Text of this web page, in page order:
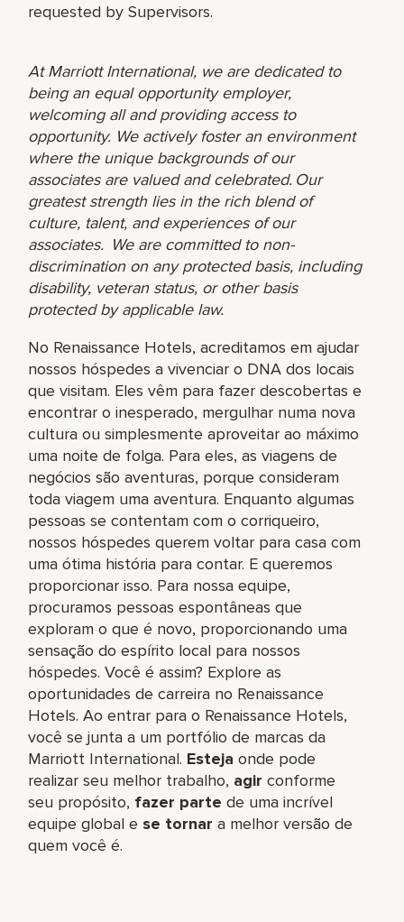
requested by Supervisors.
At Marriott International, we are dedicated to
being an equal opportunity employer,
welcoming all and providing access to
opportunity. We actively foster an environment
where the unique backgrounds of our
associates are valued and celebrated. Our
greatest strength lies in the rich blend of
culture, talent, and experiences of our
associates. We are committed to non-
discrimination on any protected basis, including
disability, veteran status, or other basis
protected by applicable law.
No Renaissance Hotels, acreditamos em ajudar
nossos hóspedes a vivenciar o DNA dos locais
que visitam. Eles vêm para fazer descobertas e
encontrar o inesperado, mergulhar numa nova
cultura ou simplesmente aproveitar ao máximo
uma noite de folga. Para eles, as viagens de
negócios são aventuras, porque consideram
toda viagem uma aventura. Enquanto algumas
pessoas se contentam com o corriqueiro,
nossos hóspedes querem voltar para casa com
uma ótima história para contar. E queremos
proporcionar isso. Para nossa equipe,
procuramos pessoas espontâneas que
exploram o que é novo, proporcionando uma
sensação do espírito local para nossos
hóspedes. Você é assim? Explore as
oportunidades de carreira no Renaissance
Hotels. Ao entrar para o Renaissance Hotels,
você se junta a um portfólio de marcas da
Marriott International. Esteja onde pode
realizar seu melhor trabalho,​ agir conforme
seu propósito, fazer parte de uma incrível
equipe global​ e se tornar a melhor versão de
quem você é.